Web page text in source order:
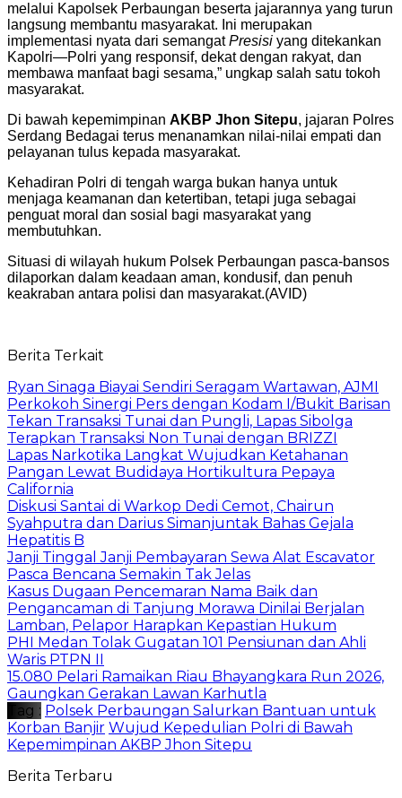
melalui Kapolsek Perbaungan beserta jajarannya yang turun
langsung membantu masyarakat. Ini merupakan
implementasi nyata dari semangatPresisi yang ditekankan
Kapolri—Polri yang responsif, dekat dengan rakyat, dan
membawa manfaat bagi sesama,” ungkap salah satu tokoh
masyarakat.
Di bawah kepemimpinan AKBP Jhon Sitepu, jajaran Polres
Serdang Bedagai terus menanamkan nilai-nilai empati dan
pelayanan tulus kepada masyarakat.
Kehadiran Polri di tengah warga bukan hanya untuk
menjaga keamanan dan ketertiban, tetapi juga sebagai
penguat moral dan sosial bagi masyarakat yang
membutuhkan.
Situasi di wilayah hukum Polsek Perbaungan pasca-bansos
dilaporkan dalam keadaan aman, kondusif, dan penuh
keakraban antara polisi dan masyarakat.(AVID)
Berita Terkait
Ryan Sinaga Biayai Sendiri Seragam Wartawan, AJMI
Perkokoh Sinergi Pers dengan Kodam I/Bukit Barisan
Tekan Transaksi Tunai dan Pungli, Lapas Sibolga
Terapkan Transaksi Non Tunai dengan BRIZZI
Lapas Narkotika Langkat Wujudkan Ketahanan
Pangan Lewat Budidaya Hortikultura Pepaya
California
Diskusi Santai di Warkop Dedi Cemot, Chairun
Syahputra dan Darius Simanjuntak Bahas Gejala
Hepatitis B
Janji Tinggal Janji Pembayaran Sewa Alat Escavator
Pasca Bencana Semakin Tak Jelas
Kasus Dugaan Pencemaran Nama Baik dan
Pengancaman di Tanjung Morawa Dinilai Berjalan
Lamban, Pelapor Harapkan Kepastian Hukum
PHI Medan Tolak Gugatan 101 Pensiunan dan Ahli
Waris PTPN II
15.080 Pelari Ramaikan Riau Bhayangkara Run 2026,
Gaungkan Gerakan Lawan Karhutla
Tag : Polsek Perbaungan Salurkan Bantuan untuk
Korban Banjir Wujud Kepedulian Polri di Bawah
Kepemimpinan AKBP Jhon Sitepu
Berita Terbaru